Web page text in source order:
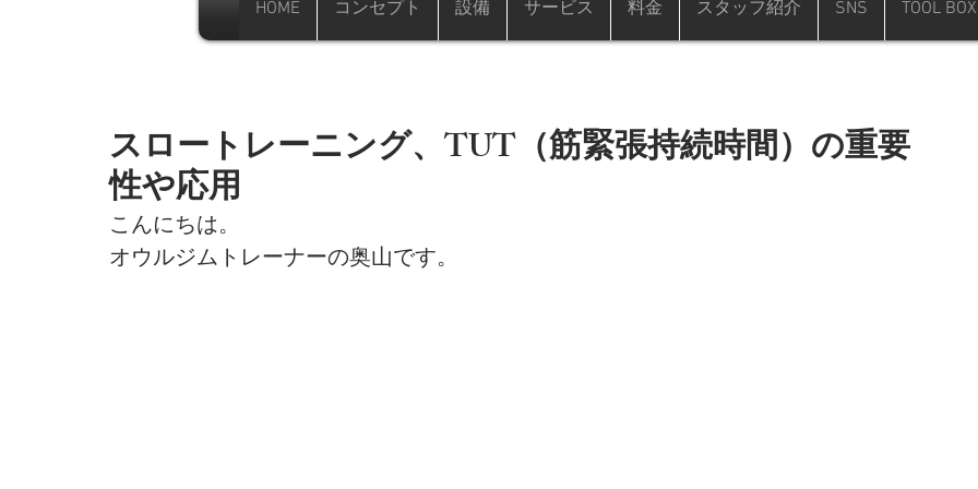
HOME コンセプト 設備 サービス 料金 スタッフ紹介 SNS TOOL BOX
スロートレーニング、TUT（筋緊張持続時間）の重要
性や応用
こんにちは。
オウルジムトレーナーの奥山です。